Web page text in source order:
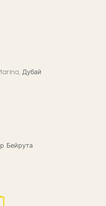
Дубай
Бейрута